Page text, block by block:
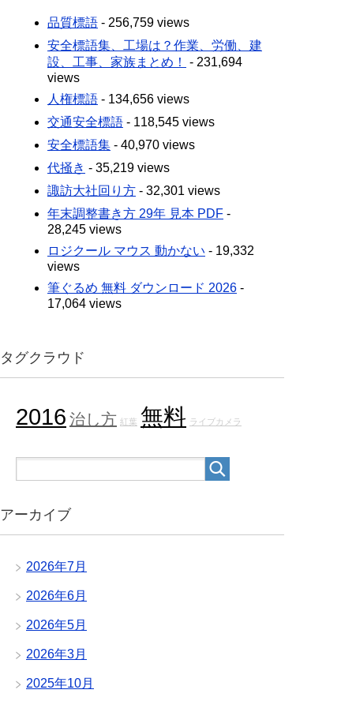
品質標語 - 256,759 views
安全標語集、工場は？作業、労働、建
設、工事、家族まとめ！
- 231,694
views
人権標語 - 134,656 views
交通安全標語 - 118,545 views
安全標語集 - 40,970 views
代掻き - 35,219 views
諏訪大社回り方 - 32,301 views
年末調整書き方 29年 見本 PDF -
28,245 views
ロジクール マウス 動かない - 19,332
views
筆ぐるめ 無料 ダウンロード 2026 -
17,064 views
タグクラウド
2016 治し方 紅葉 無料 ライブカメラ
アーカイブ
2026年7月
2026年6月
2026年5月
2026年3月
2025年10月